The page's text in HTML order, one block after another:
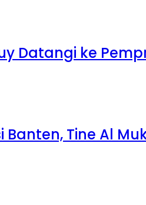
Datangi ke
Banten, Tine Al